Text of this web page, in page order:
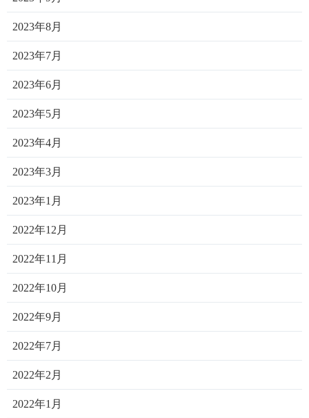
2023年8月
2023年7月
2023年6月
2023年5月
2023年4月
2023年3月
2023年1月
2022年12月
2022年11月
2022年10月
2022年9月
2022年7月
2022年2月
2022年1月